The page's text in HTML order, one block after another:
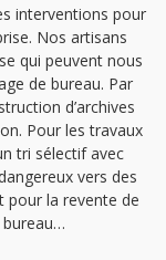
interventions pour
Nos artisans
qui peuvent nous
de bureau. Par
d’archives
Pour les travaux
tri sélectif avec
vers des
pour la revente de